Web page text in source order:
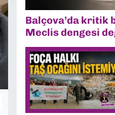
Balçova’da kritik
Meclis dengesi